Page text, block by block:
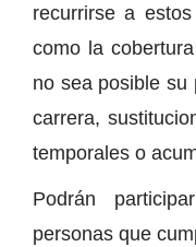
recurrirse a
como la
no sea posible su
carrera,
temporales o
Podrán
personas que